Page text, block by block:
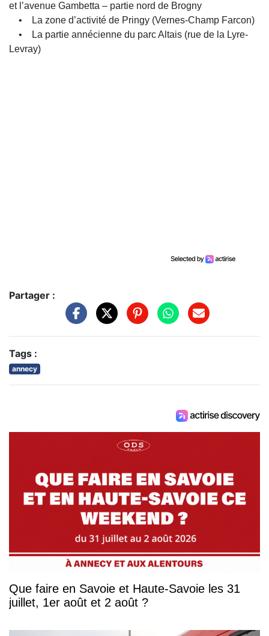
et l’avenue Gambetta – partie nord de Brogny
• La zone d’activité de Pringy (Vernes-Champ Farcon)
• La partie annécienne du parc Altais (rue de la Lyre-
Levray)
Partager :
Tags :
annecy
Que faire en Savoie et Haute-Savoie les 31
juillet, 1er août et 2 août ?